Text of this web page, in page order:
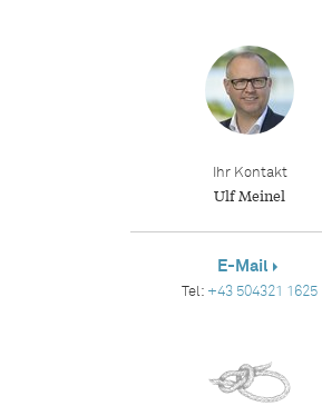
Ihr Kontakt
Ulf Meinel
E-Mail
Tel: +43 504321 1625